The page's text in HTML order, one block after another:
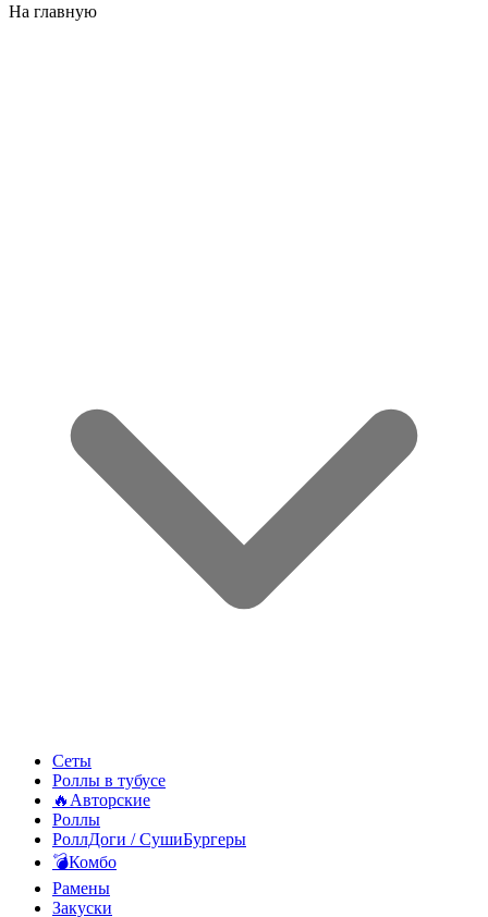
На главную
Сеты
Роллы в тубусе
🔥Авторские
Роллы
РоллДоги / СушиБургеры
💣Комбо
Рамены
Закуски